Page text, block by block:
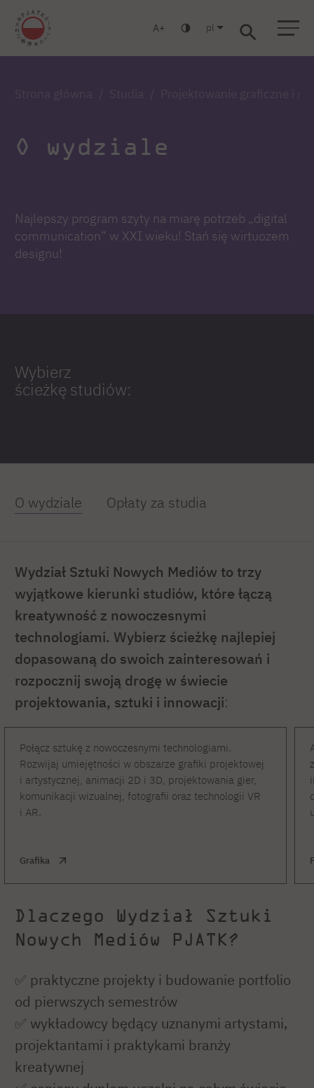
Warszawa Gdańsk Liceum Studia podyplomowe Studia MBA
A pl
O wydziale
Najlepszy program szyty na miarę potrzeb „digital
communication” w XXI wieku! Stań się wirtuozem
designu!
Wybierz
ścieżkę studiów:
O wydziale Opłaty za studia
Wydział Sztuki Nowych Mediów to trzy
wyjątkowe kierunki studiów, które łączą
kreatywność z nowoczesnymi
technologiami. Wybierz ścieżkę najlepiej
dopasowaną do swoich zainteresowań i
rozpocznij swoją drogę w świecie
projektowania, sztuki i innowacji:
Połącz sztukę z nowoczesnymi technologiami.
Rozwijaj umiejętności w obszarze grafiki projektowej
i artystycznej, animacji 2D i 3D, projektowania gier,
komunikacji wizualnej, fotografii oraz technologii VR
i AR.
Grafika
Dlaczego Wydział Sztuki
Nowych Mediów PJATK?
✅ praktyczne projekty i budowanie portfolio
od pierwszych semestrów
✅ wykładowcy będący uznanymi artystami,
projektantami i praktykami branży
kreatywnej